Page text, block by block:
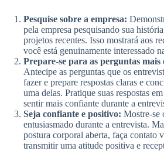
Pesquise sobre a empresa:
pela empresa pesquisando sua
projetos recentes. Isso mostrará aos
você está genuinamente interessado
Prepare-se para as perguntas mais
Antecipe as perguntas que os
fazer e prepare respostas claras e
uma delas. Pratique suas respostas
sentir mais confiante durante a
Seja confiante e positivo: Mostre-se
entusiasmado durante a entrevista.
postura corporal aberta, faça contato
transmitir uma atitude positiva e